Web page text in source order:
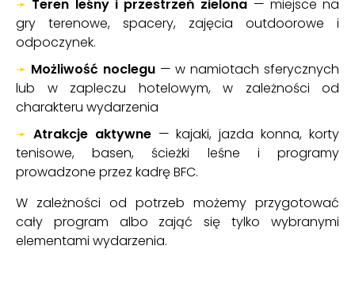
➛ Teren leśny i przestrzeń zielona — miejsce na
gry terenowe, spacery, zajęcia outdoorowe i
odpoczynek.
➛ Możliwość noclegu— w namiotach sferycznych
lub w zapleczu hotelowym, w zależności od
charakteru wydarzenia
➛ Atrakcje aktywne— kajaki, jazda konna, korty
tenisowe, basen, ścieżki leśne i programy
prowadzone przez kadrę BFC.
W zależności od potrzeb możemy przygotować
cały program albo zająć się tylko wybranymi
elementami wydarzenia.